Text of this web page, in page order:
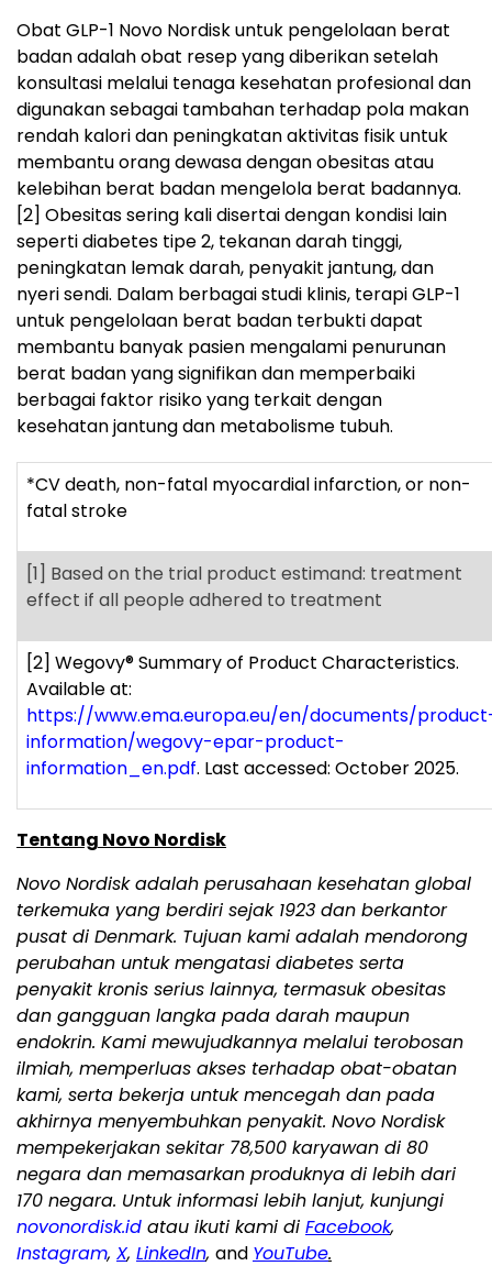
Obat GLP-1 Novo Nordisk untuk pengelolaan berat
badan adalah obat resep yang diberikan setelah
konsultasi melalui tenaga kesehatan profesional dan
digunakan sebagai tambahan terhadap pola makan
rendah kalori dan peningkatan aktivitas fisik untuk
membantu orang dewasa dengan obesitas atau
kelebihan berat badan mengelola berat badannya.
[2] Obesitas sering kali disertai dengan kondisi lain
seperti diabetes tipe 2, tekanan darah tinggi,
peningkatan lemak darah, penyakit jantung, dan
nyeri sendi. Dalam berbagai studi klinis, terapi GLP-1
untuk pengelolaan berat badan terbukti dapat
membantu banyak pasien mengalami penurunan
berat badan yang signifikan dan memperbaiki
berbagai faktor risiko yang terkait dengan
kesehatan jantung dan metabolisme tubuh.
*CV death, non-fatal myocardial infarction, or non-
fatal stroke
[1] Based on the trial product estimand: treatment
effect if all people adhered to treatment
[2] Wegovy®Summary of Product Characteristics.
Available at:
https://www.ema.europa.eu/en/documents/
information/wegovy-epar-product-
information_en.pdf. Last accessed: October 2025.
Tentang Novo Nordisk
Novo Nordisk adalah perusahaan kesehatan global
terkemuka yang berdiri sejak 1923 dan berkantor
pusat di Denmark. Tujuan kami adalah mendorong
perubahan untuk mengatasi diabetes serta
penyakit kronis serius lainnya, termasuk obesitas
dan gangguan langka pada darah maupun
endokrin. Kami mewujudkannya melalui terobosan
ilmiah, memperluas akses terhadap obat-obatan
kami, serta bekerja untuk mencegah dan pada
akhirnya menyembuhkan penyakit. Novo Nordisk
mempekerjakan sekitar 78,500 karyawan di 80
negara dan memasarkan produknya di lebih dari
170 negara. Untuk informasi lebih lanjut, kunjungi
novonordisk.id atau ikuti kami di Facebook,
Instagram, X, LinkedIn, and YouTube.